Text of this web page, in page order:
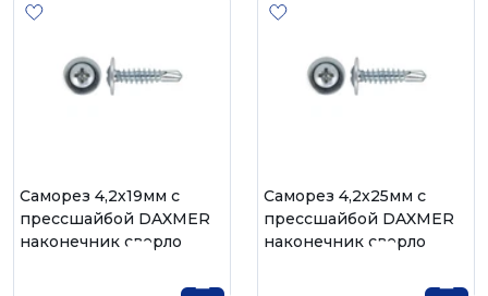
Саморез 4,2х19мм с
прессшайбой DAXMER
наконечник сверло
Саморез 4,2х25мм с
прессшайбой DAXMER
наконечник сверло